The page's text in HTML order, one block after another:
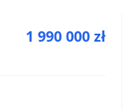
1 990 000 zł